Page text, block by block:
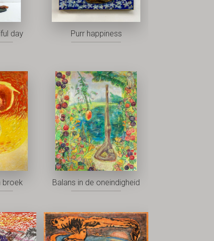
day Purr happiness
broek Balans in de oneindigheid